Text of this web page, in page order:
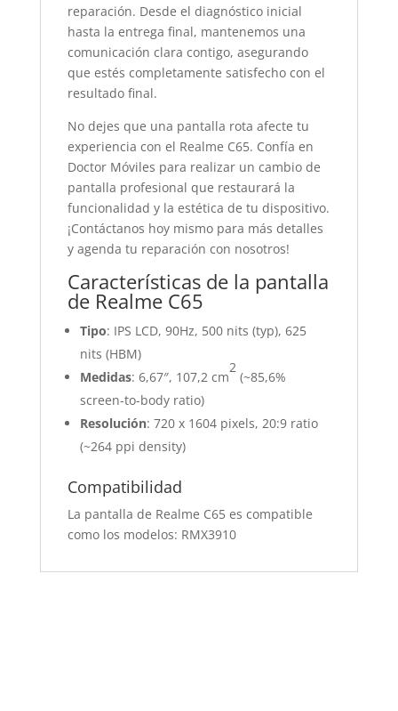
reparación. Desde el diagnóstico inicial
hasta la entrega final, mantenemos una
comunicación clara contigo, asegurando
que estés completamente satisfecho con el
resultado final.
No dejes que una pantalla rota afecte tu
experiencia con el Realme C65. Confía en
Doctor Móviles para realizar un cambio de
pantalla profesional que restaurará la
funcionalidad y la estética de tu dispositivo.
¡Contáctanos hoy mismo para más detalles
y agenda tu reparación con nosotros!
Características de la pantalla
de Realme C65
Tipo: IPS LCD, 90Hz, 500 nits (typ), 625
nits (HBM)
Medidas: 6,67″, 107,2 cm
2
(~85,6%
screen-to-body ratio)
Resolución: 720 x 1604 pixels, 20:9 ratio
(~264 ppi density)
Compatibilidad
La pantalla de Realme C65 es compatible
como los modelos: RMX3910